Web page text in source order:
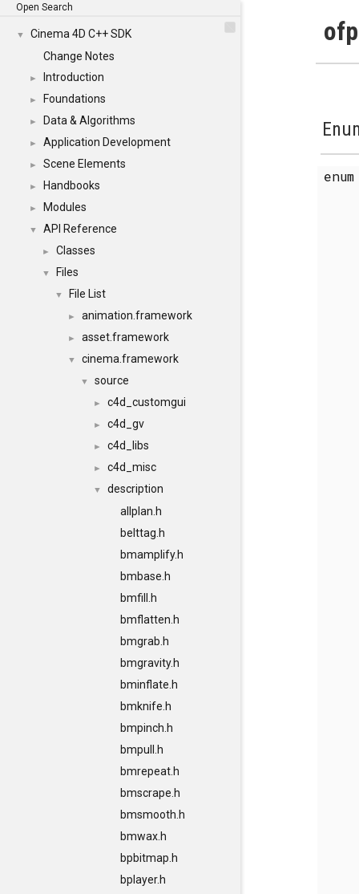
Open Search
▼
Cinema 4D C++ SDK
Change Notes
► Introduction
► Foundations
► Data & Algorithms
► Application Development
► Scene Elements
► Handbooks
► Modules
▼ API Reference
► Classes
▼ Files
▼ File List
► animation.framework
► asset.framework
▼ cinema.framework
▼ source
► c4d_customgui
► c4d_gv
► c4d_libs
► c4d_misc
▼
description
allplan.h
belttag.h
bmamplify.h
bmbase.h
bmfill.h
bmflatten.h
bmgrab.h
bmgravity.h
bminflate.h
bmknife.h
bmpinch.h
bmpull.h
bmrepeat.h
bmscrape.h
bmsmooth.h
bmwax.h
bpbitmap.h
bplayer.h